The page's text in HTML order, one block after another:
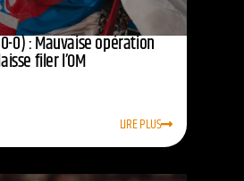
0) : Mauvaise opération
filer l’OM
LIRE PLUS